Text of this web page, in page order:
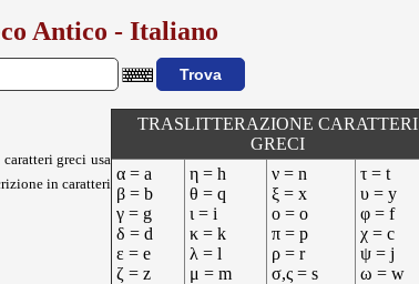
Antico - Italiano
greci usa
in caratteri
TRASLITTERAZIONE CARATTERI
GRECI
α = a
β = b
γ = g
δ = d
ε = e
ζ = z
η = h
θ = q
ι = i
κ = k
λ = l
μ = m
ν = n
ξ = x
ο = o
π = p
ρ = r
σ,ς = s
τ = t
υ = y
φ = f
χ = c
ψ = j
ω = w